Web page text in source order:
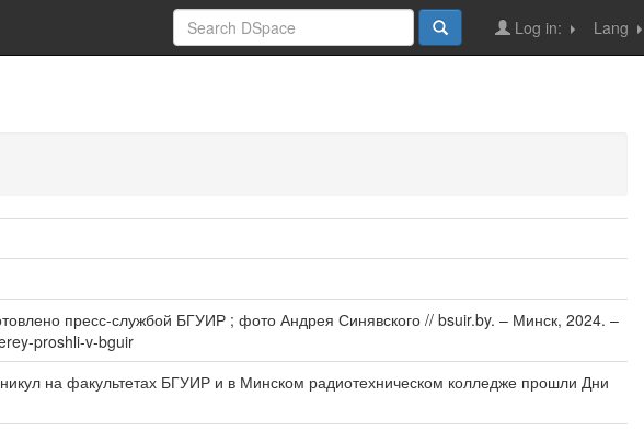
Lang
Log in:
пресс-службой БГУИР ; фото Андрея Синявского // bsuir.by. – Минск, 2024. –
proshli-v-bguir
на факультетах БГУИР и в Минском радиотехническом колледже прошли Дни